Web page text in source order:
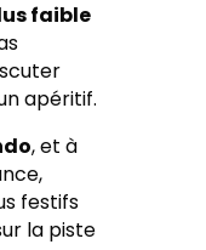
faible
apéritif.
, et à
festifs
la piste